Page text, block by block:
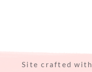
Site crafted with